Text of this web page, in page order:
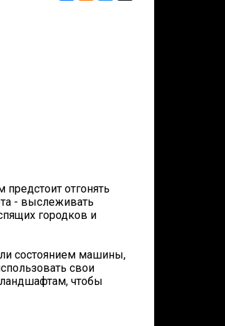
отгонять
- выслеживать
городков и
состоянием машины,
свои
чтобы